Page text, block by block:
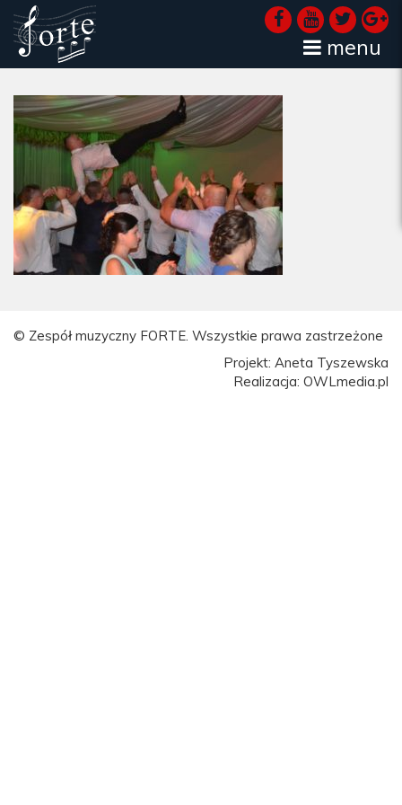
menu
© Zespół muzyczny FORTE. Wszystkie prawa zastrzeżone
Projekt: Aneta Tyszewska
Realizacja: OWLmedia.pl